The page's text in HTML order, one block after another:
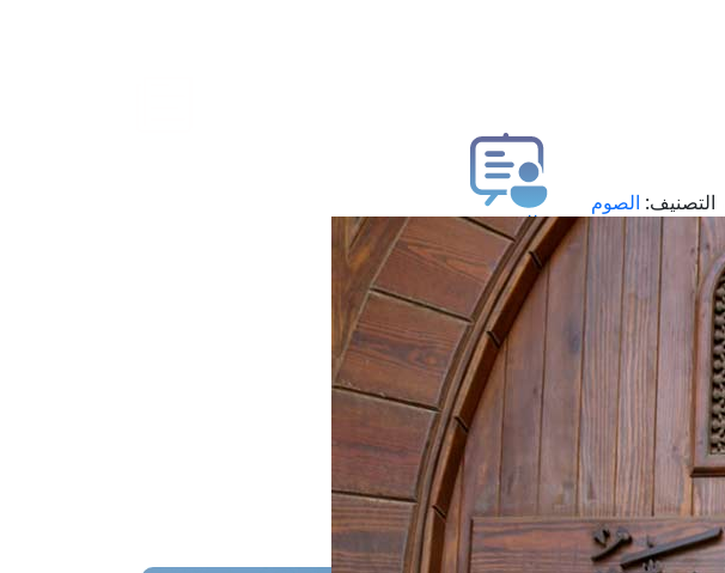
التصنيف: الصوم
طلب فتوى
استعلام عن فتوى
حجز موعد
الفتوى الهاتفية